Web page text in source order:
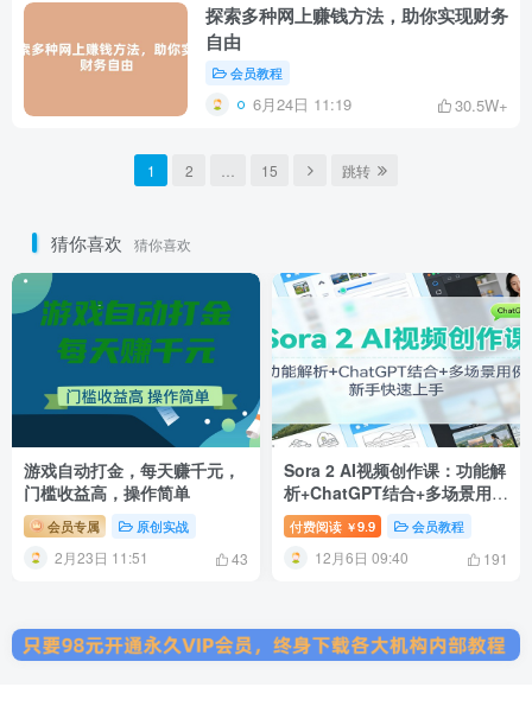
探索多种网上赚钱方法，助你实现财务
自由
会员教程
6月24日 11:19 30.5W+
1 2 15 跳转
猜你喜欢 猜你喜欢
游戏自动打金，每天赚千元，
门槛收益高，操作简单
会员专属 原创实战
2月23日 11:51 43
Sora 2 AI视频创作课：功能解
析+ChatGPT结合+多场景用
例，新手快速上手
付费阅读 ￥9.9 会员教程
12月6日 09:40 191